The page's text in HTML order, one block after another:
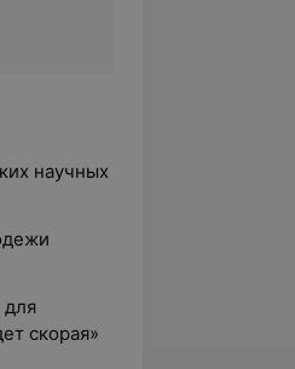
научных
для
скорая»